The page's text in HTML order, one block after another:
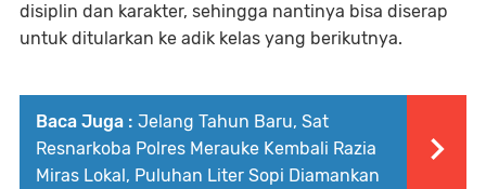
disiplin dan karakter, sehingga nantinya bisa diserap
untuk ditularkan ke adik kelas yang berikutnya.
Baca Juga : Jelang Tahun Baru, Sat
Resnarkoba Polres Merauke Kembali Razia
Miras Lokal, Puluhan Liter Sopi Diamankan